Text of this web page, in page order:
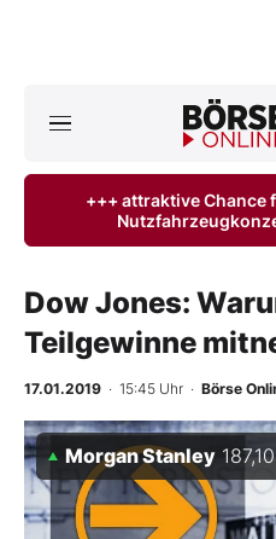
ktuelle Ausgabe
Finanz-Check
BO-Musterdepots
Experten
+++ attraktive Chance
Dow Jones:
Teilgewinne
17.01.2019 · 15:45 Uhr · Börse
Morgan Stanley 187,10